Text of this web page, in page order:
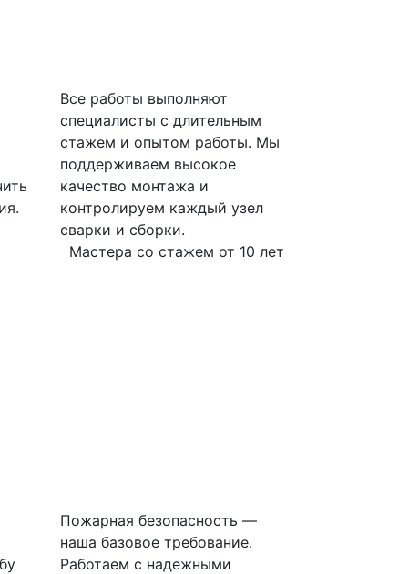
Все работы выполняют
специалисты с длительным
стажем и опытом работы. Мы
поддерживаем высокое
качество монтажа и
контролируем каждый узел
сварки и сборки.
Мастера со стажем от 10 лет
Пожарная безопасность —
наша базовое требование.
Работаем с надежными